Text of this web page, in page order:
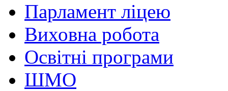
Парламент ліцею
Виховна робота
Освітні програми
ШМО